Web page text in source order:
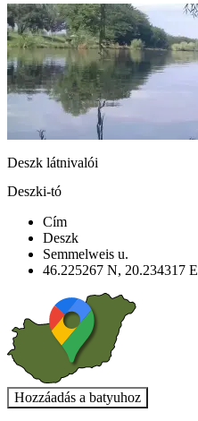
Deszk látnivalói
Deszki-tó
Cím
Deszk
Semmelweis u.
46.225267 N, 20.234317 E